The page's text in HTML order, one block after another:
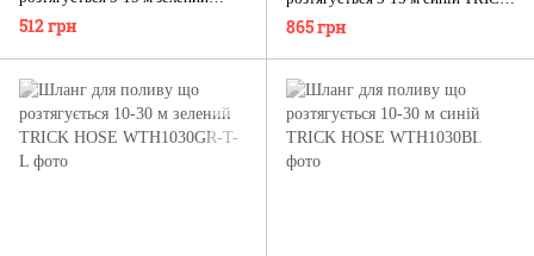
TRICK HOSE
512 грн
HOSE
865 грн